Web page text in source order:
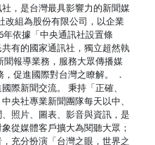
，是台灣最具影響力的新聞媒
改組為股份有限公司，以企業
依據「中央通訊社設置條
有的國家通訊社，獨立超然執
報導業務，服務大眾傳播媒
促進國際對台灣之瞭解。 ．
際新聞交流。 秉持「正確、
央社專業新聞團隊每天以中、
照片、圖表、影音與資訊，是
從媒體客戶擴大為閱聽大眾；
充分扮演「台灣之眼，世界之